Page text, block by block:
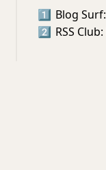
1️⃣ Blog Surf:
2️⃣ RSS Club: